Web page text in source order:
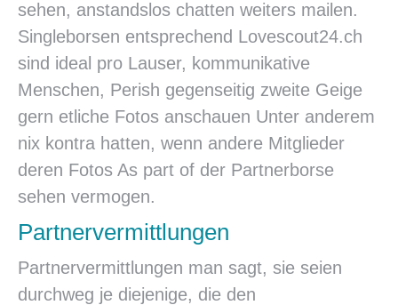
sehen, anstandslos chatten weiters mailen.
Singleborsen entsprechend Lovescout24.ch
sind ideal pro Lauser, kommunikative
Menschen, Perish gegenseitig zweite Geige
gern etliche Fotos anschauen Unter anderem
nix kontra hatten, wenn andere Mitglieder
deren Fotos As part of der Partnerborse
sehen vermogen.
Partnervermittlungen
Partnervermittlungen man sagt, sie seien
durchweg je diejenige, die den